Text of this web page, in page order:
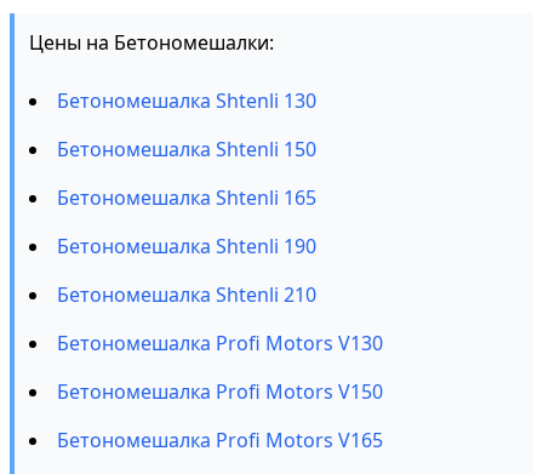
Цены на Бетономешалки:
Бетономешалка Shtenli 130
Бетономешалка Shtenli 150
Бетономешалка Shtenli 165
Бетономешалка Shtenli 190
Бетономешалка Shtenli 210
Бетономешалка Profi Motors V130
Бетономешалка Profi Motors V150
Бетономешалка Profi Motors V165